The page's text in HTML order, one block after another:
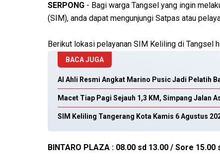
SERPONG - Bagi warga Tangsel yang ingin
(SIM), anda dapat mengunjungi Satpas atau
Berikut lokasi pelayanan SIM Keliling di Tangsel
BACA JUGA
Al Ahli Resmi Angkat Marino Pusic Jadi Pelatih
Macet Tiap Pagi Sejauh 1,3 KM, Simpang Jalan
SIM Keliling Tangerang Kota Kamis 6 Agustus
BINTARO PLAZA : 08.00 sd 13.00 / Sore 15.00